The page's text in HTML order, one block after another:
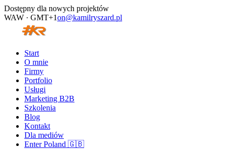
Dostępny dla nowych projektów
WAW · GMT+1on@kamilryszard.pl
Start
O mnie
Firmy
Portfolio
Usługi
Marketing B2B
Szkolenia
Blog
Kontakt
Dla mediów
Enter Poland 🇬🇧